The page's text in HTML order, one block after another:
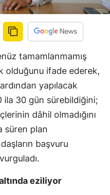
tamamlanmamış
olduğunu ifade ederek,
yapılacak
30 gün sürebildiğini;
dâhil olmadığını
süren plan
başvuru
eziliyor